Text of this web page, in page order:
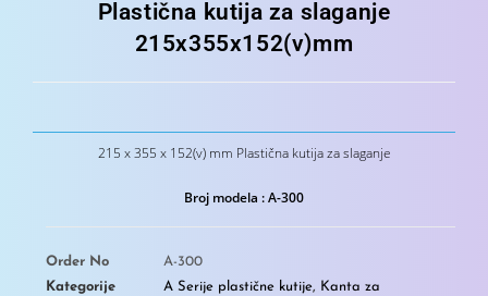
Plastična kutija za slaganje
215x355x152(v)mm
215 x 355 x 152(v) mm Plastična kutija za slaganje
Broj modela : A-300
Order No
A-300
Kategorije
A Serije plastične kutije, Kanta za